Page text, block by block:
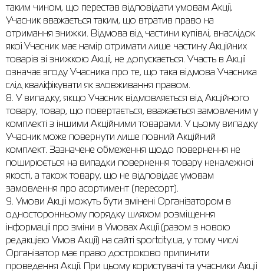
Radder
таким чином, що перестав відповідати умовам Акції,
Учасник вважається таким, що втратив право на
отримання знижки. Відмова від частини купівлі, внаслідок
якої Учасник має намір отримати лише частину Акційних
товарів зі знижкою Акції, не допускається. Участь в Акції
означає згоду Учасника про те, що така відмова Учасника
слід кваліфікувати як зловживання правом.
8. У випадку, якщо Учасник відмовляється від Акційного
товару, товар, що повертається, вважається замовленим у
комплекті з іншими Акційними товарами. У цьому випадку
Учасник може повернути лише повний Акційний
комплект. Зазначене обмеження щодо повернення не
поширюється на випадки повернення товару неналежної
якості, а також товару, що не відповідає умовам
замовлення про асортимент (пересорт).
9. Умови Акції можуть бути змінені Організатором в
односторонньому порядку шляхом розміщення
інформації про зміни в Умовах Акції (разом з новою
редакцією Умов Акції) на сайті sportcity.ua, у тому числі
Організатор має право достроково припинити
проведення Акції. При цьому користувачі та учасники Акції